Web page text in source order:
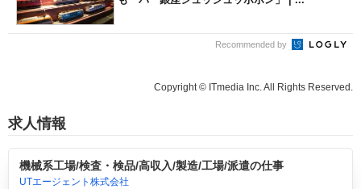
Recommended by
Copyright © ITmedia Inc. All Rights Reserved.
求人情報
機械系工場/検査・検品/高収入/製造/工場/派遣の仕事
UTエージェント株式会社